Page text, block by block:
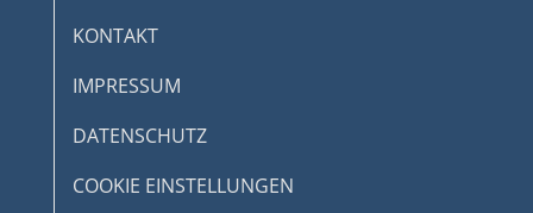
KONTAKT
IMPRESSUM
DATENSCHUTZ
COOKIE EINSTELLUNGEN